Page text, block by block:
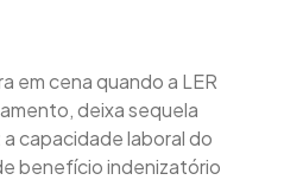
em cena quando a LER
deixa sequela
capacidade laboral do
benefício indenizatório